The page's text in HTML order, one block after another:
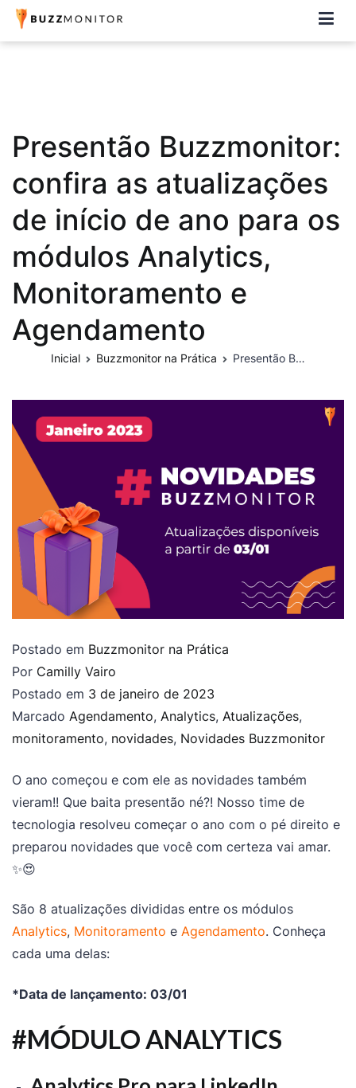
Buzzmonitor
A plataforma mais completa e flexível para social media e CRM
Presentão Buzzmonitor:
confira as atualizações
de início de ano para os
módulos Analytics,
Monitoramento e
Agendamento
Inicial Buzzmonitor na Prática Presentão Buzzmonitor: confira as atualizações de início de ano para os módulos Analytics, Monitoramento e Agendamento
Postado em Buzzmonitor na Prática
Por Camilly Vairo
Postado em 3 de janeiro de 2023
Marcado Agendamento, Analytics, Atualizações,
monitoramento, novidades, Novidades Buzzmonitor
O ano começou e com ele as novidades também
vieram!! Que baita presentão né?! Nosso time de
tecnologia resolveu começar o ano com o pé direito e
preparou novidades que você com certeza vai amar.
✨😍
São 8 atualizações divididas entre os módulos
Analytics, Monitoramento e Agendamento. Conheça
cada uma delas:
*Data de lançamento: 03/01
#MÓDULO ANALYTICS